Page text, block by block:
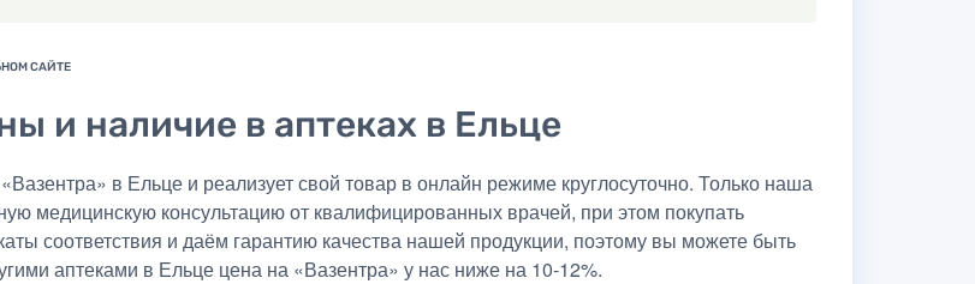
и наличие в аптеках в Ельце
в Ельце и реализует свой товар в онлайн режиме круглосуточно. Только наша
медицинскую консультацию от квалифицированных врачей, при этом покупать
соответствия и даём гарантию качества нашей продукции, поэтому вы можете быть
аптеками в Ельце цена на «Вазентра» у нас ниже на 10-12%.